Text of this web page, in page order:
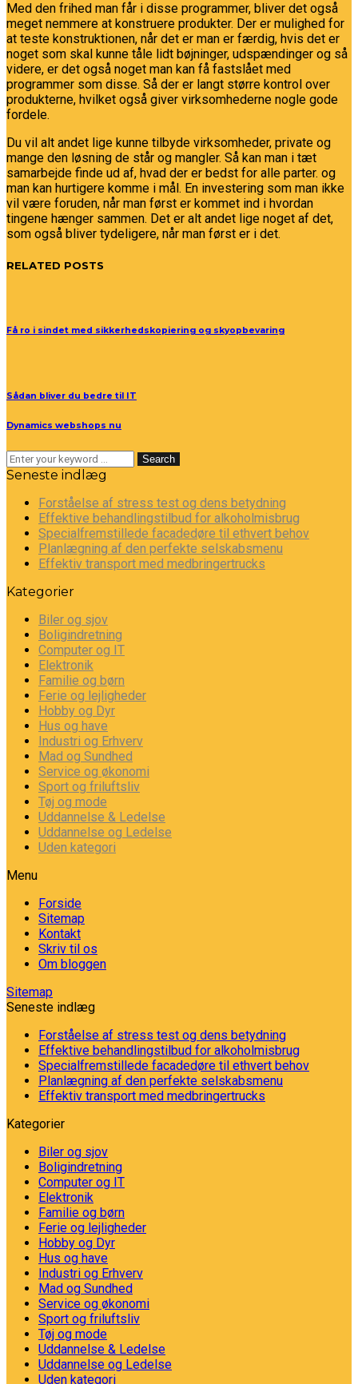
Med den frihed man får i disse programmer, bliver det også
meget nemmere at konstruere produkter. Der er mulighed for
at teste konstruktionen, når det er man er færdig, hvis det er
noget som skal kunne tåle lidt bøjninger, udspændinger og så
videre, er det også noget man kan få fastslået med
programmer som disse. Så der er langt større kontrol over
produkterne, hvilket også giver virksomhederne nogle gode
fordele.
Du vil alt andet lige kunne tilbyde virksomheder, private og
mange den løsning de står og mangler. Så kan man i tæt
samarbejde finde ud af, hvad der er bedst for alle parter. og
man kan hurtigere komme i mål. En investering som man ikke
vil være foruden, når man først er kommet ind i hvordan
tingene hænger sammen. Det er alt andet lige noget af det,
som også bliver tydeligere, når man først er i det.
RELATED POSTS
Få ro i sindet med sikkerhedskopiering og skyopbevaring
Sådan bliver du bedre til IT
Dynamics webshops nu
Search
Seneste indlæg
Forståelse af stress test og dens betydning
Effektive behandlingstilbud for alkoholmisbrug
Specialfremstillede facadedøre til ethvert behov
Planlægning af den perfekte selskabsmenu
Effektiv transport med medbringertrucks
Kategorier
Biler og sjov
Boligindretning
Computer og IT
Elektronik
Familie og børn
Ferie og lejligheder
Hobby og Dyr
Hus og have
Industri og Erhverv
Mad og Sundhed
Service og økonomi
Sport og friluftsliv
Tøj og mode
Uddannelse & Ledelse
Uddannelse og Ledelse
Uden kategori
Menu
Forside
Sitemap
Kontakt
Skriv til os
Om bloggen
Sitemap
Seneste indlæg
Forståelse af stress test og dens betydning
Effektive behandlingstilbud for alkoholmisbrug
Specialfremstillede facadedøre til ethvert behov
Planlægning af den perfekte selskabsmenu
Effektiv transport med medbringertrucks
Kategorier
Biler og sjov
Boligindretning
Computer og IT
Elektronik
Familie og børn
Ferie og lejligheder
Hobby og Dyr
Hus og have
Industri og Erhverv
Mad og Sundhed
Service og økonomi
Sport og friluftsliv
Tøj og mode
Uddannelse & Ledelse
Uddannelse og Ledelse
Uden kategori